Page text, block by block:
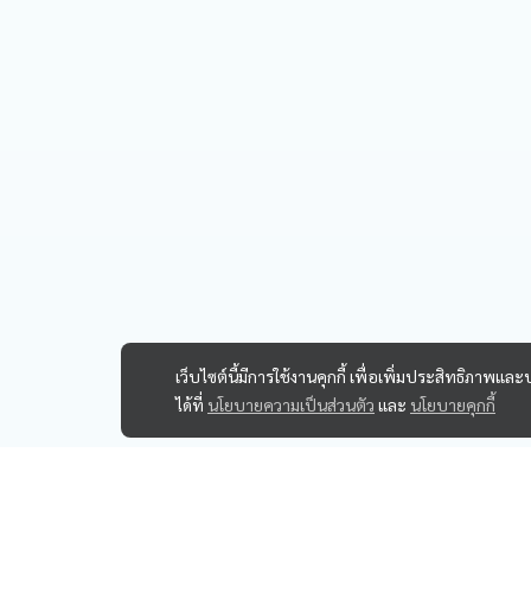
เว็บไซต์นี้มีการใช้งานคุกกี้ เพื่อเพิ่มประสิทธิภาพแล
ได้ที่ นโยบายความเป็นส่วนตัว และ นโยบายคุกกี้